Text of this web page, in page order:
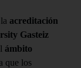
acreditación
Gasteiz
ámbito
que los